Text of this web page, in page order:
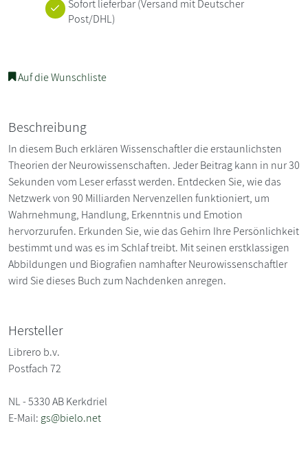
Sofort lieferbar(Versand mit Deutscher
Post/DHL)
Auf die Wunschliste
Beschreibung
In diesem Buch erklären Wissenschaftler die erstaunlichsten
Theorien der Neurowissenschaften. Jeder Beitrag kann in nur 30
Sekunden vom Leser erfasst werden. Entdecken Sie, wie das
Netzwerk von 90 Milliarden Nervenzellen funktioniert, um
Wahrnehmung, Handlung, Erkenntnis und Emotion
hervorzurufen. Erkunden Sie, wie das Gehirn Ihre Persönlichkeit
bestimmt und was es im Schlaf treibt. Mit seinen erstklassigen
Abbildungen und Biografien namhafter Neurowissenschaftler
wird Sie dieses Buch zum Nachdenken anregen.
Hersteller
Librero b.v.
Postfach 72
NL - 5330 AB Kerkdriel
E-Mail: gs@bielo.net